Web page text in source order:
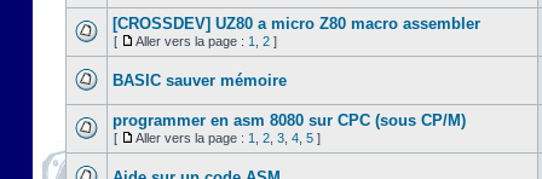
[CROSSDEV] UZ80 a micro Z80 macro assembler
[ Aller vers la page : 1 2 ]
BASIC sauver mémoire
programmer en asm 8080 sur CPC (sous CP/M)
[ Aller vers la page : 1 2 3 4 5 ]